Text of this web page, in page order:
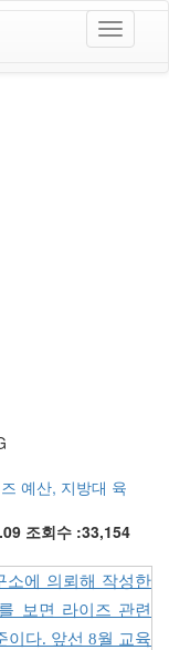
예산, 지방대 육
조회수 :33,154
소에 의뢰해 작성한
보면 라이즈 관련
이다. 앞선 8월 교육